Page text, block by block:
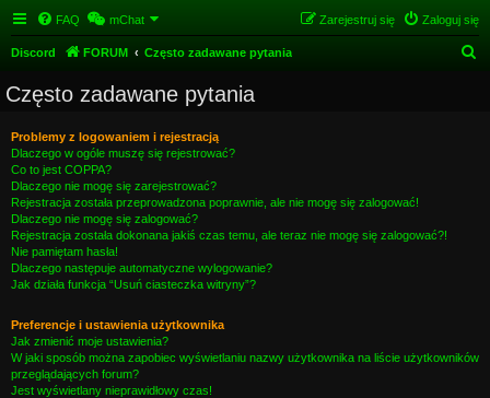
FAQ mChat Zaloguj się
Zarejestruj się
Discord FORUM Często zadawane pytania
Często zadawane pytania
Problemy z logowaniem i rejestracją
Dlaczego w ogóle muszę się rejestrować?
Co to jest COPPA?
Dlaczego nie mogę się zarejestrować?
Rejestracja została przeprowadzona poprawnie, ale nie mogę się zalogować!
Dlaczego nie mogę się zalogować?
Rejestracja została dokonana jakiś czas temu, ale teraz nie mogę się zalogować?!
Nie pamiętam hasła!
Dlaczego następuje automatyczne wylogowanie?
Jak działa funkcja “Usuń ciasteczka witryny”?
Preferencje i ustawienia użytkownika
Jak zmienić moje ustawienia?
W jaki sposób można zapobiec wyświetlaniu nazwy użytkownika na liście użytkowników
przeglądających forum?
Jest wyświetlany nieprawidłowy czas!